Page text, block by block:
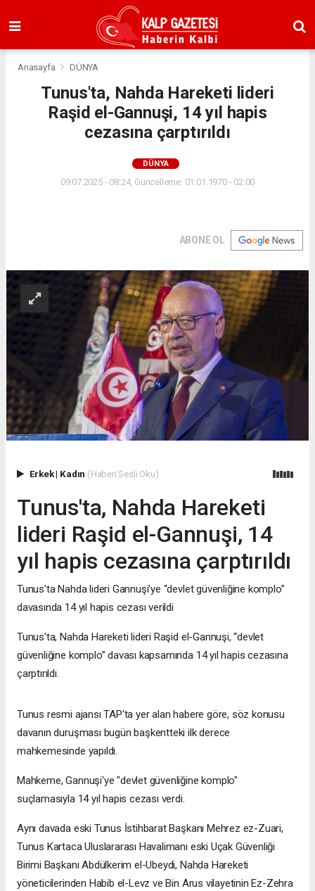
Anasayfa DÜNYA
Tunus'ta, Nahda Hareketi lideri
Raşid el-Gannuşi, 14 yıl hapis
cezasına çarptırıldı
DÜNYA
09.07.2025 - 08:24, Güncelleme: 01.01.1970 - 02:00
ABONE OL
Erkek| Kadın (Haberi Sesli Oku)
Tunus'ta, Nahda Hareketi
lideri Raşid el-Gannuşi, 14
yıl hapis cezasına çarptırıldı
Tunus'ta Nahda lideri Gannuşi'ye “devlet güvenliğine komplo”
davasında 14 yıl hapis cezası verildi
Tunus'ta, Nahda Hareketi lideri Raşid el-Gannuşi, “devlet
güvenliğine komplo” davası kapsamında 14 yıl hapis cezasına
çarptırıldı.
Tunus resmi ajansı TAP'ta yer alan habere göre, söz konusu
davanın duruşması bugün başkentteki ilk derece
mahkemesinde yapıldı.
Mahkeme, Gannuşi'ye "devlet güvenliğine komplo"
suçlamasıyla 14 yıl hapis cezası verdi.
Aynı davada eski Tunus İstihbarat Başkanı Mehrez ez-Zuari,
Tunus Kartaca Uluslararası Havalimanı eski Uçak Güvenliği
Birimi Başkanı Abdülkerim el-Ubeydi, Nahda Hareketi
yöneticilerinden Habib el-Levz ve Bin Arus vilayetinin Ez-Zehra